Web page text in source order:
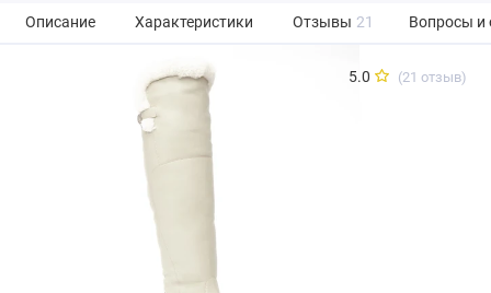
Описание Характеристики Отзывы 21 Вопросы и
5.0 (21 отзыв)